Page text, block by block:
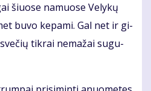
šiuo­se na­muo­se Ve­ly­kų
bu­vo ke­pa­mi. Gal net ir gi­
tik­rai ne­ma­žai su­gu­